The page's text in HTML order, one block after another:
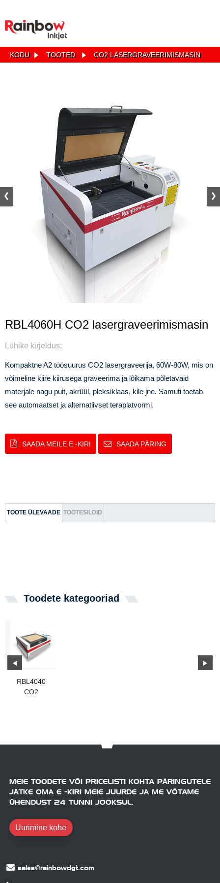
KODU TOOTED CO2 LASERGRAVEERIMISMASIN
RBL4060H CO2 lasergraveerimismasin
Lühike kirjeldus:
Kompaktne A2 töösuurus CO2 lasergraveerija, 60W-80W, mis on
võimeline kiire kiirusega graveerima ja lõikama põletavaid
materjale nagu puit, akrüül, pleksiklaas, kile jne. Samuti toetab
see automaatset ja alternatiivset teraplatvormi.
SAADA MEILE E -KIRI SAADA PÄRING
TOOTE ÜLEVAADE TOOTESILDID
Toodete kategooriad
RBL4040
CO2
MEIE TOODETE VÕI PRICELISTI KOHTA PÄRINGUTELE
JÄTKE OMA E -KIRI MEIE JUURDE JA ME VÕTAME
ÜHENDUST 24 TUNNI JOOKSUL.
Uurimine kohe
sales@rainbowdgt.com